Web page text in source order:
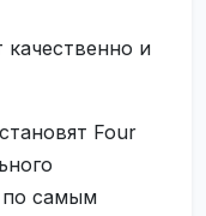
качественно и
Four
по самым